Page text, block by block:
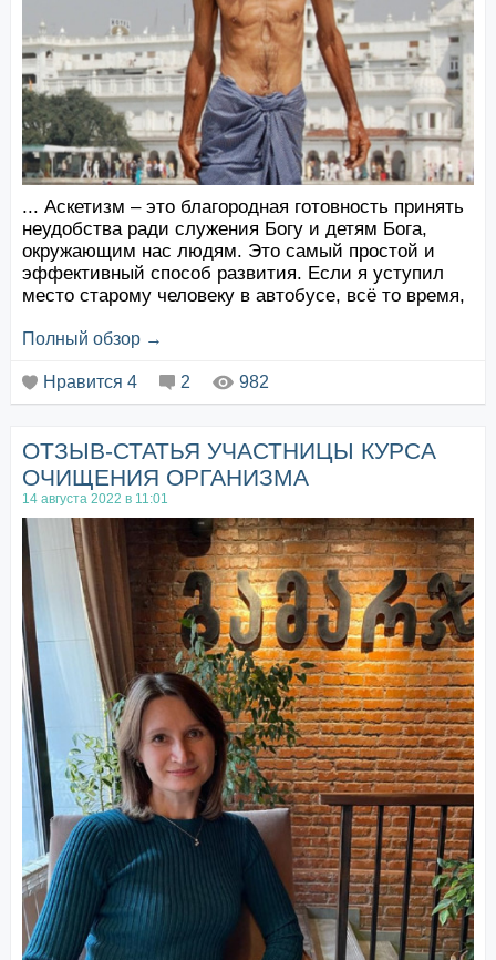
... Аскетизм – это благородная готовность принять
неудобства ради служения Богу и детям Бога,
окружающим нас людям. Это самый простой и
эффективный способ развития. Если я уступил
место старому человеку в автобусе, всё то время,
йогой и очищаю свое сердце. Нам хочется
потешить свою гордость, я на голове могу ...
Полный обзор →
Нравится 4 2 982
ОТЗЫВ-СТАТЬЯ УЧАСТНИЦЫ КУРСА
ОЧИЩЕНИЯ ОРГАНИЗМА
14 августа 2022 в 11:01